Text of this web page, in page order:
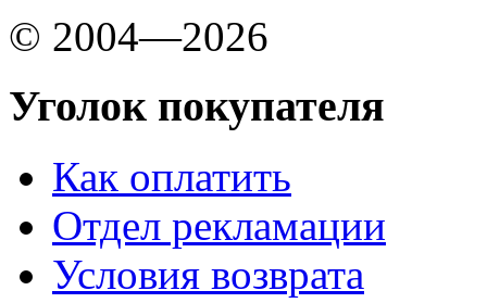
© 2004—2026
Уголок покупателя
Как оплатить
Отдел рекламации
Условия возврата